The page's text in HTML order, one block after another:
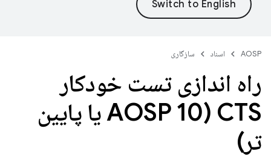
AOSP اسناد سازگاری
راه اندازی تست خودکار
CTS (AOSP 10 یا پایین
تر)